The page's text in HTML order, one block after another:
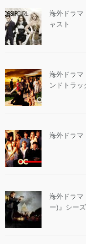
海外ドラマ
ャスト
海外ドラマ
ンドトラッ
海外ドラマ
海外ドラマ
ー)』シー